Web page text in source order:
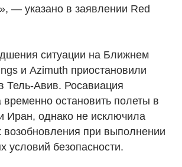
— указано в заявлении Red
ситуации на Ближнем
и Azimuth приостановили
Тель-Авив. Росавиация
остановить полеты в
Иран, однако не исключила
возобновления при выполнении
условий безопасности.